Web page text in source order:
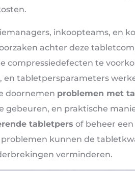
inkoopteams, en
achter deze
compressiedefecten te
en tabletpersparameters
doornemen problemen met
gebeuren, en praktische
tabletpers of beheer
problemen kunnen de
verminderen.